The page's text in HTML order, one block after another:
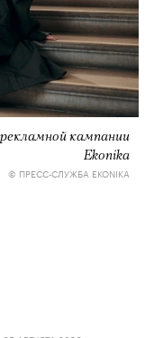
кампании
Ekonika
© ПРЕСС-СЛУЖБА EKONIKA